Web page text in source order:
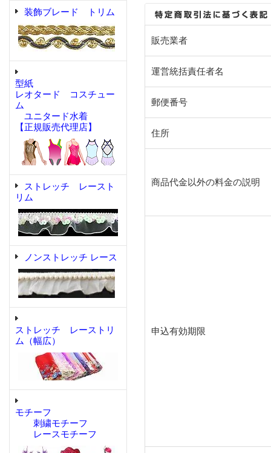
装飾ブレード トリム
型紙
レオタード コスチュー
ム
ユニタード水着
【正規販売代理店】
ストレッチ レースト
リム
ノンストレッチ レース
ストレッチ レーストリ
ム（幅広）
モチーフ
刺繍モチーフ
レースモチーフ
販売業者
運営統括責任者名
郵便番号
住所
商品代金以外の料金の説明
申込有効期限